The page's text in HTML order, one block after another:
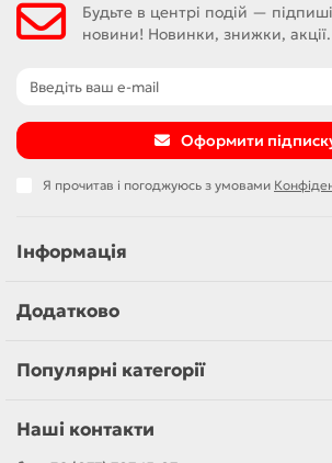
Будьте в центрі подій —
новини! Новинки, знижки, акції.
Оформити
Я прочитав і погоджуюсь з умовами
Інформація
Додатково
Популярні категорії
Наші контакти